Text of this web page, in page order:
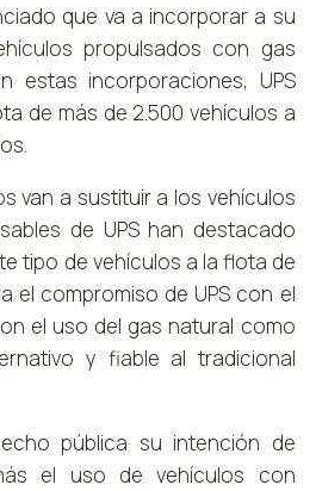
que va a incorporar a su
propulsados con gas
estas incorporaciones, UPS
de más de 2.500 vehículos a
.
van a sustituir a los vehículos
de UPS han destacado
tipo de vehículos a la flota de
el compromiso de UPS con el
el uso del gas natural como
y fiable al tradicional
pública su intención de
el uso de vehículos con